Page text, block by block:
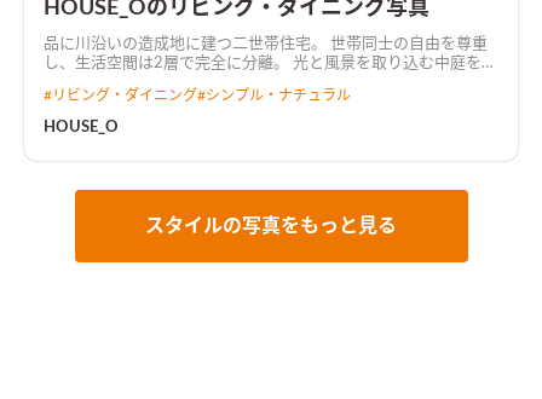
HOUSE_Oのリビング・ダイニング写真
品に川沿いの造成地に建つ二世帯住宅。 世帯同士の自由を尊重
し、生活空間は2層で完全に分離。 光と風景を取り込む中庭を共
#リビング・ダイニング#シンプル・ナチュラル
HOUSE_O
スタイルの写真をもっと見る